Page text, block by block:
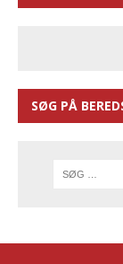
SØG PÅ